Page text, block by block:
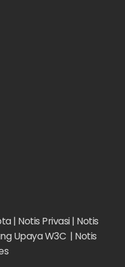
| Notis Privasi | Notis
Upaya W3C | Notis